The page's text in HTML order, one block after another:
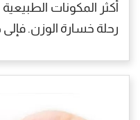
أكثر المكونات
رحلة خسارة الوزن.